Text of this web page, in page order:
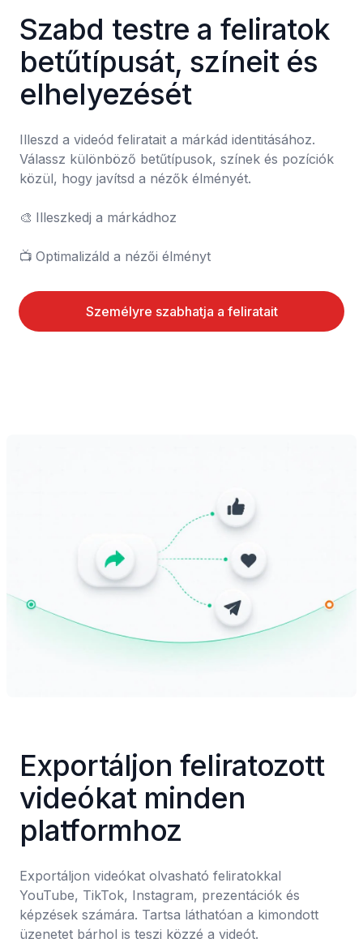
Szabd testre a feliratok
betűtípusát, színeit és
elhelyezését
Illeszd a videód feliratait a márkád identitásához.
Válassz különböző betűtípusok, színek és pozíciók
közül, hogy javítsd a nézők élményét.
🎨	Illeszkedj a márkádhoz
📺	Optimalizáld a nézői élményt
Személyre szabhatja a feliratait
Exportáljon feliratozott
videókat minden
platformhoz
Exportáljon videókat olvasható feliratokkal
YouTube, TikTok, Instagram, prezentációk és
képzések számára. Tartsa láthatóan a kimondott
üzenetet bárhol is teszi közzé a videót.